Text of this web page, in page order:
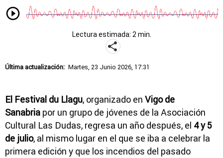
Lectura estimada: 2 min.
Última actualización: Martes, 23 Junio 2026, 17:31
El Festival du Llagu, organizado en Vigo de
Sanabria por un grupo de jóvenes de la Asociación
Cultural Las Dudas, regresa un año después, el 4 y 5
de julio, al mismo lugar en el que se iba a celebrar la
primera edición y que los incendios del pasado